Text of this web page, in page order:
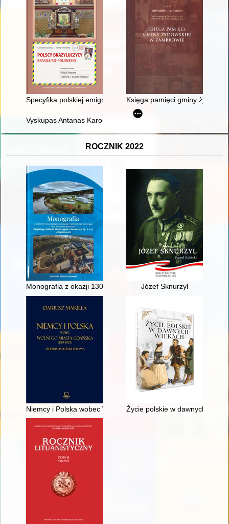
Specyfika polskiej emigracji do Brazylii = A especificidade da
Księga pamięci gminy
Vyskupas Antanas Karosas - sunkių išbandymų piligrimas
ROCZNIK 2022
Monografia z okazji 130-lecia realizacji pierwszego
Józef Sknurzyl
Niemcy i Polska wobec Wolnego Miasta Gdańska (1919-
Życie polskie w dawnych